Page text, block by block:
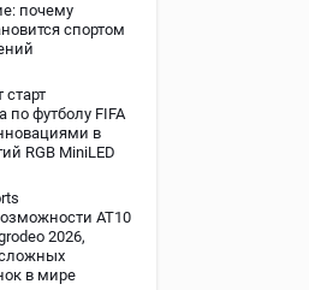
почему
спортом
старт
футболу FIFA
в
RGB MiniLED
AT10
2026,
в мире